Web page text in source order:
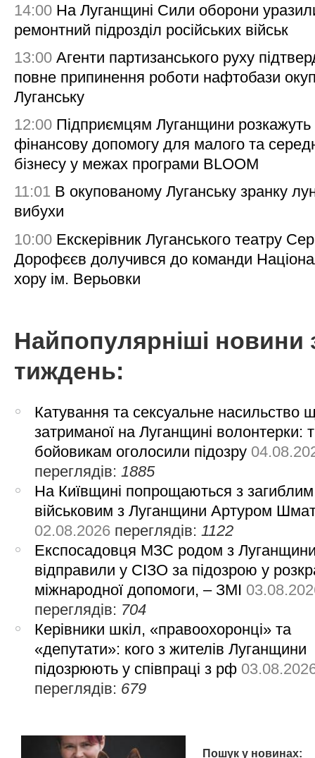
14:00 На Луганщині Сили оборони
ремонтний підрозділ російських військ
13:00 Агенти партизанського руху
повне припинення роботи нафтобази
Луганську
12:00 Підприємцям Луганщини розкажуть
фінансову допомогу для малого та
бізнесу у межах програми BLOOM
11:01 В окупованому Луганську зранку
вибухи
10:00 Екскерівник Луганського театру
Дорофєєв долучився до команди
хору ім. Верьовки
Найпопулярніші новини
тиждень:
Катування та сексуальне насильство
затриманої на Луганщині волонтерки:
бойовикам оголосили підозру
переглядів: 1885
На Київщині попрощаються з загиблим
військовим з Луганщини Артуром
02.08.2026 переглядів: 1122
Експосадовця МЗС родом з
відправили у СІЗО за підозрою у
міжнародної допомоги, – ЗМІ
переглядів: 704
Керівники шкіл, «правоохоронці» та
«депутати»: кого з жителів Луганщини
підозрюють у співпраці з рф
переглядів: 679
Пошук у новинах: